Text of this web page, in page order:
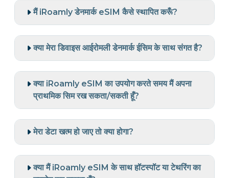
मैं iRoamly डेनमार्क eSIM कैसे स्थापित करूँ?
क्या मेरा डिवाइस आईरोमली डेनमार्क ईसिम के साथ संगत है?
क्या iRoamly eSIM का उपयोग करते समय मैं अपना
प्राथमिक सिम रख सकता/सकती हूँ?
मेरा डेटा खत्म हो जाए तो क्या होगा?
क्या मैं iRoamly eSIM के साथ हॉटस्पॉट या टेथरिंग का